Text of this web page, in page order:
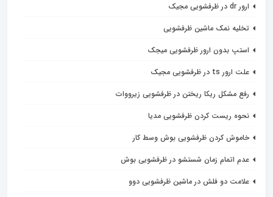
ارور dr در ظرفشویی مجیک
تخلیه نمک ماشین ظرفشویی
استپ بدون ارور ظرفشویی میجک
علت ارور ts در ظرفشویی مجیک
رفع مشکل ریکا ریختن در ظرفشویی زیرووات
نحوه ریست کردن ظرفشویی مدیا
خاموش کردن ظرفشویی بوش وسط کار
عدم اتمام زمان شستشو در ظرفشویی بوش
علامت دو فلش در ماشین ظرفشویی دوو